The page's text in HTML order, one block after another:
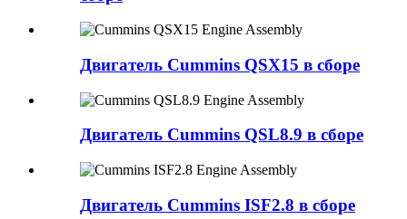
Двигатель Cummins QSX15 в сборе
Двигатель Cummins QSL8.9 в сборе
Двигатель Cummins ISF2.8 в сборе